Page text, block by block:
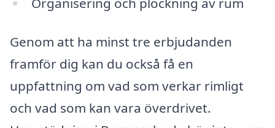
Genom att ha minst tre erbjudanden
framför dig kan du också få en
uppfattning om vad som verkar rimligt
och vad som kan vara överdrivet.